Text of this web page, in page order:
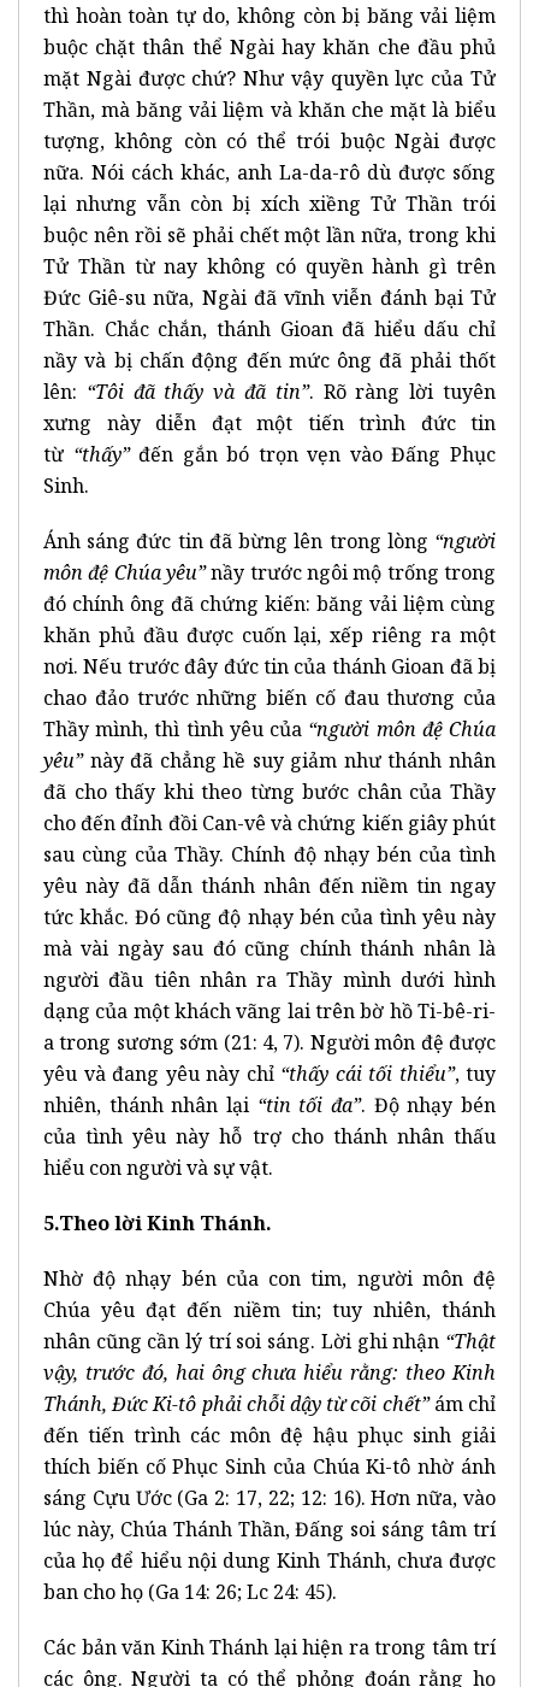
thì hoàn toàn tự do, không còn bị băng vải liệm
buộc chặt thân thể Ngài hay khăn che đầu phủ
mặt Ngài được chứ? Như vậy quyền lực của Tử
Thần, mà băng vải liệm và khăn che mặt là biểu
tượng, không còn có thể trói buộc Ngài được
nữa. Nói cách khác, anh La-da-rô dù được sống
lại nhưng vẫn còn bị xích xiềng Tử Thần trói
buộc nên rồi sẽ phải chết một lần nữa, trong khi
Tử Thần từ nay không có quyền hành gì trên
Đức Giê-su nữa, Ngài đã vĩnh viễn đánh bại Tử
Thần. Chắc chắn, thánh Gioan đã hiểu dấu chỉ
nầy và bị chấn động đến mức ông đã phải thốt
lên: “Tôi đã thấy và đã tin”. Rõ ràng lời tuyên
xưng này diễn đạt một tiến trình đức tin
từ “thấy”đến gắn bó trọn vẹn vào Đấng Phục
Sinh.
Ánh sáng đức tin đã bừng lên trong lòng “người
môn đệ Chúa yêu”nầy trước ngôi mộ trống trong
đó chính ông đã chứng kiến: băng vải liệm cùng
khăn phủ đầu được cuốn lại, xếp riêng ra một
nơi. Nếu trước đây đức tin của thánh Gioan đã bị
chao đảo trước những biến cố đau thương của
Thầy mình, thì tình yêu của “người môn đệ Chúa
yêu”này đã chẳng hề suy giảm như thánh nhân
đã cho thấy khi theo từng bước chân của Thầy
cho đến đỉnh đồi Can-vê và chứng kiến giây phút
sau cùng của Thầy. Chính độ nhạy bén của tình
yêu này đã dẫn thánh nhân đến niềm tin ngay
tức khắc. Đó cũng độ nhạy bén của tình yêu này
mà vài ngày sau đó cũng chính thánh nhân là
người đầu tiên nhân ra Thầy mình dưới hình
dạng của một khách vãng lai trên bờ hồ Ti-bê-ri-
a trong sương sớm (21: 4, 7). Người môn đệ được
yêu và đang yêu này chỉ “thấy cái tối thiểu”, tuy
nhiên, thánh nhân lại “tin tối đa”. Độ nhạy bén
của tình yêu này hỗ trợ cho thánh nhân thấu
hiểu con người và sự vật.
5.Theo lời Kinh Thánh.
Nhờ độ nhạy bén của con tim, người môn đệ
Chúa yêu đạt đến niềm tin; tuy nhiên, thánh
nhân cũng cần lý trí soi sáng. Lời ghi nhận “Thật
vậy, trước đó, hai ông chưa hiểu rằng: theo Kinh
Thánh, Đức Ki-tô phải chỗi dậy từ cõi chết”ám chỉ
đến tiến trình các môn đệ hậu phục sinh giải
thích biến cố Phục Sinh của Chúa Ki-tô nhờ ánh
sáng Cựu Ước (Ga 2: 17, 22; 12: 16). Hơn nữa, vào
lúc này, Chúa Thánh Thần, Đấng soi sáng tâm trí
của họ để hiểu nội dung Kinh Thánh, chưa được
ban cho họ (Ga 14: 26; Lc 24: 45).
Các bản văn Kinh Thánh lại hiện ra trong tâm trí
các ông. Người ta có thể phỏng đoán rằng họ